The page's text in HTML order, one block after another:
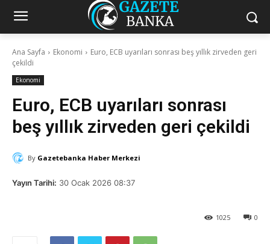
Ana Sayfa Ekonomi
Euro, ECB uyarıları sonrası beş yıllık zirveden geri
çekildi
Ekonomi
Euro, ECB uyarıları sonrası
beş yıllık zirveden geri çekildi
By Gazetebanka Haber Merkezi
Yayın Tarihi: 30 Ocak 2026 08:37
0
1025